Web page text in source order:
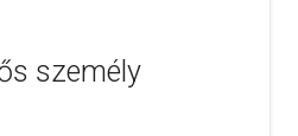
személy